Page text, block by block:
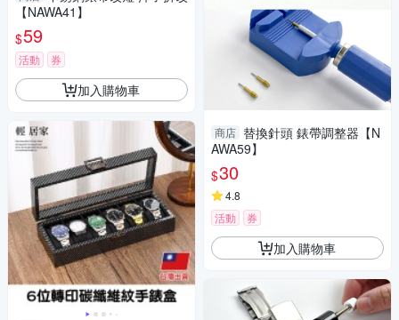
【NAWA41】
$59
活動 券
加入購物車
商店 替換針頭 錶帶調整器【N
AWA59】
$30
4.8
活動
券
加入購物車